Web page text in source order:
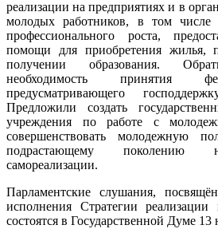
реализации на предприятиях и в
молодых работников, в том числе
профессионального роста,
помощи для приобретения жилья,
получении образования.
необходимость принятия
предусматривающего
Предложили создать
учреждения по работе с
совершенствовать молодежную
подрастающему поколению
самореализации.
Парламентские слушания,
исполнения Стратегии
состоятся в Государственной Думе 13